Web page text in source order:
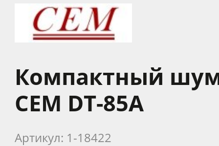
Компактный
CEM DT-85A
Артикул: 1-18422